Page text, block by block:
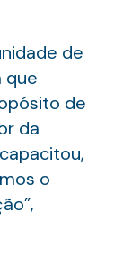
de
que
de
da
o